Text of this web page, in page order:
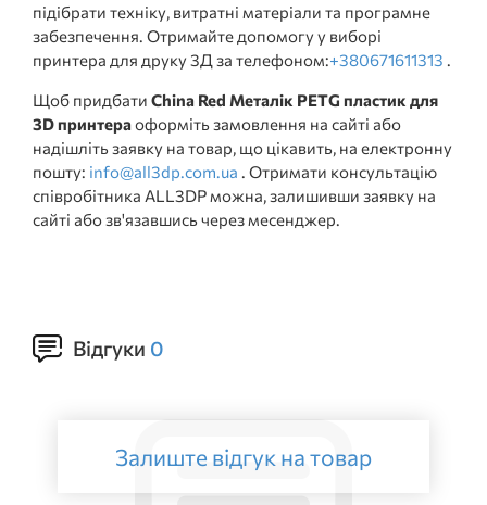
підібрати техніку, витратні матеріали та програмне
забезпечення. Отримайте допомогу у виборі
принтера для друку 3Д за телефоном:+380671611313 .
Щоб придбати China Red Металік PETG пластик для
3D принтераоформіть замовлення на сайті або
надішліть заявку на товар, що цікавить, на електронну
пошту: info@all3dp.com.ua . Отримати консультацію
співробітника ALL3DP можна, залишивши заявку на
сайті або зв'язавшись через месенджер.
Відгуки 0
Залиште відгук на товар